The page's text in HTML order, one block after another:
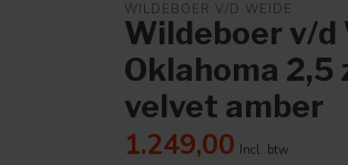
WILDEBOER V/D WEIDE
Wildeboer v/d
Oklahoma
velvet amber
1.249,00 Incl. btw